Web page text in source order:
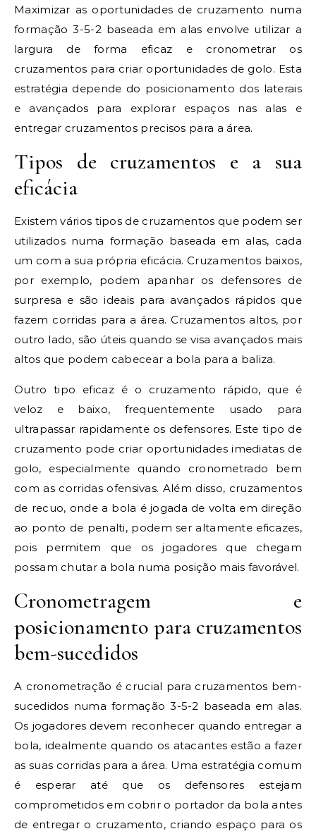
Maximizar as oportunidades de cruzamento numa
formação 3-5-2 baseada em alas envolve utilizar a
largura de forma eficaz e cronometrar os
cruzamentos para criar oportunidades de golo. Esta
estratégia depende do posicionamento dos laterais
e avançados para explorar espaços nas alas e
entregar cruzamentos precisos para a área.
Tipos de cruzamentos e a sua
eficácia
Existem vários tipos de cruzamentos que podem ser
utilizados numa formação baseada em alas, cada
um com a sua própria eficácia. Cruzamentos baixos,
por exemplo, podem apanhar os defensores de
surpresa e são ideais para avançados rápidos que
fazem corridas para a área. Cruzamentos altos, por
outro lado, são úteis quando se visa avançados mais
altos que podem cabecear a bola para a baliza.
Outro tipo eficaz é o cruzamento rápido, que é
veloz e baixo, frequentemente usado para
ultrapassar rapidamente os defensores. Este tipo de
cruzamento pode criar oportunidades imediatas de
golo, especialmente quando cronometrado bem
com as corridas ofensivas. Além disso, cruzamentos
de recuo, onde a bola é jogada de volta em direção
ao ponto de penalti, podem ser altamente eficazes,
pois permitem que os jogadores que chegam
possam chutar a bola numa posição mais favorável.
Cronometragem e
posicionamento para cruzamentos
bem-sucedidos
A cronometração é crucial para cruzamentos bem-
sucedidos numa formação 3-5-2 baseada em alas.
Os jogadores devem reconhecer quando entregar a
bola, idealmente quando os atacantes estão a fazer
as suas corridas para a área. Uma estratégia comum
é esperar até que os defensores estejam
comprometidos em cobrir o portador da bola antes
de entregar o cruzamento, criando espaço para os